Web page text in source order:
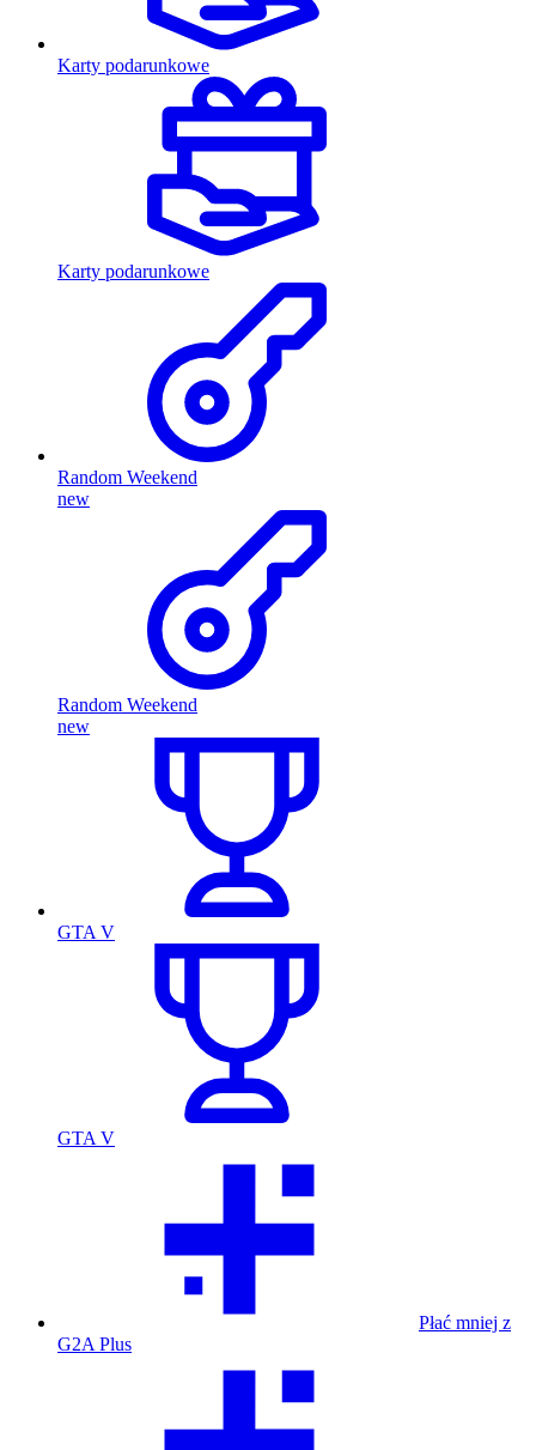
Karty podarunkowe
Karty podarunkowe
Random Weekend
new
Random Weekend
new
GTA V
GTA V
Płać mniej z
G2A Plus